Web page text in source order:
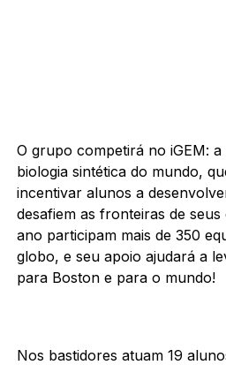
O grupo competirá no iGEM:
biologia sintética do mundo,
incentivar alunos a
desafiem as fronteiras de
ano participam mais de 350
globo, e seu apoio ajudará a
para Boston e para o mundo!
Nos bastidores atuam 19